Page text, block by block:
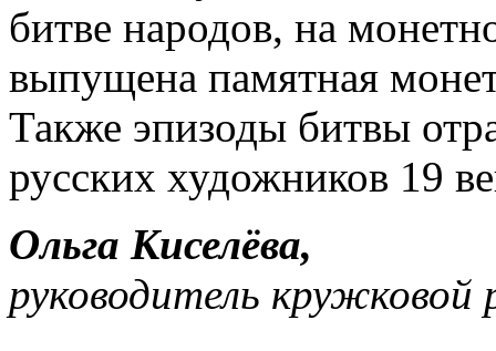
битве народов, на
выпущена памятная
Также эпизоды битвы
русских художников 19
Ольга Киселёва,
руководитель